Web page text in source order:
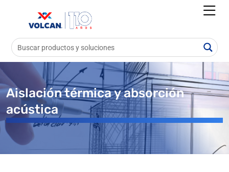
Aislación térmica y absorción
acústica